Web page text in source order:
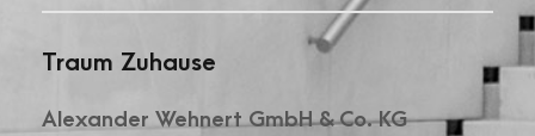
Traum Zuhause
Alexander Wehnert GmbH & Co. KG